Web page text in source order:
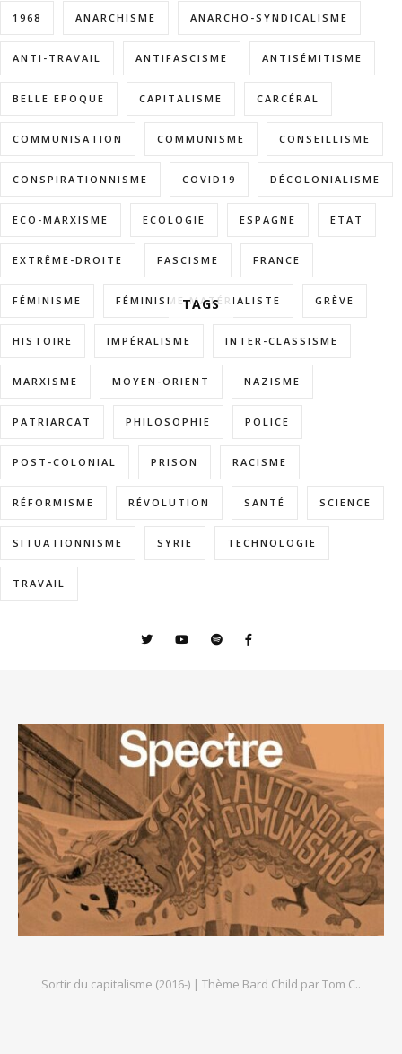
TAGS
1968 ANARCHISME ANARCHO-SYNDICALISME
ANTI-TRAVAIL ANTIFASCISME ANTISÉMITISME
BELLE EPOQUE CAPITALISME CARCÉRAL
COMMUNISATION COMMUNISME CONSEILLISME
CONSPIRATIONNISME COVID19 DÉCOLONIALISME
ECO-MARXISME ECOLOGIE ESPAGNE ETAT
EXTRÊME-DROITE FASCISME FRANCE
FÉMINISME FÉMINISME MATÉRIALISTE GRÈVE
HISTOIRE IMPÉRALISME INTER-CLASSISME
MARXISME MOYEN-ORIENT NAZISME
PATRIARCAT PHILOSOPHIE POLICE
POST-COLONIAL PRISON RACISME
RÉFORMISME RÉVOLUTION SANTÉ SCIENCE
SITUATIONNISME SYRIE TECHNOLOGIE
TRAVAIL
Sortir du capitalisme (2016-) | Thème Bard Child parTom C..